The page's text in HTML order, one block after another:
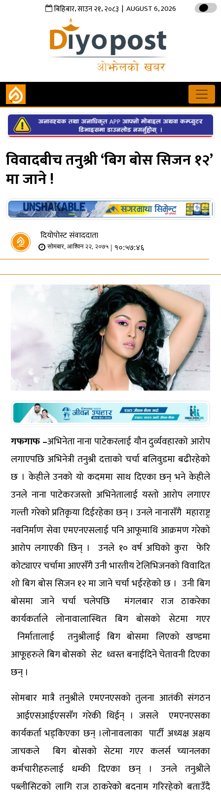
बिहिबार,साउन२१,२०८३ | AUGUST 6, 2026
विवादबीच तनुश्री ‘बिग बोस सिजन १२’
मा जाने !
दियोपोस्ट संवाददाता
सोमबार, आश्विन २२, २०७५ | १०:५७:४६
गफगाफ –अभिनेता नाना पाटेकरलाई यौन दुर्व्यवहारको आरोप
लगाएपछि अभिनेत्री तनुश्री दत्ताको चर्चा बलिवुडमा बढीरहेको
छ । केहीले उनको यो कदममा साथ दिएका छन् भने केहीले
उनले नाना पाटेकरजस्तो अभिनेतालाई यस्तो आरोप लगाएर
गल्ती गरेको प्रतिकृया दिईरहेका छन् । उनले नानासँगै महाराष्ट्र
नवनिर्माण सेवा एमएनएसलाई पनि आफूमाथि आक्रमण गरेको
आरोप लगाएकी छिन् । उनले १० वर्ष अघिको कुरा फेरि
कोट्याएर चर्चामा आएसँगै उनी भारतीय टेलिभिजनको विवादित
शो बिग बोस सिजन १२ मा जाने चर्चा भईरहेको छ । उनी बिग
बोसमा जाने चर्चा चलेपछि मंगलबार राज ठाकरेका
कार्यकर्ताले लोनावालास्थित बिग बोसको सेटमा गएर
निर्मातालाई तनुश्रीलाई बिग बोसमा लिएको खण्डमा
आफूहरुले बिग बोसको सेट ध्वस्त बनाईदिने चेतावनी दिएका
छन् ।
सोमबार मात्रै तनुश्रीले एमएनएसको तुलना आतंकी संगठन
आईएसआईएससँग गरेकी थिईन् । जसले एमएनएसका
कार्यकर्ता भड्किएका छन् ।लोनावलाका पार्टी अध्यक्ष अक्षय
जाचकले बिग बोसको सेटमा गएर कलर्स च्यानलका
कर्मचारीहरुलाई धम्की दिएका छन् । उनले तनुश्रीले
पब्लीसिटको लागि राज ठाकरेको बदनाम गरिरहेको बताउँदै